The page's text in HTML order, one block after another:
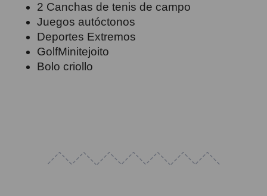
2 Canchas de tenis de campo
Juegos autóctonos
Deportes Extremos
GolfMinitejoito
Bolo criollo